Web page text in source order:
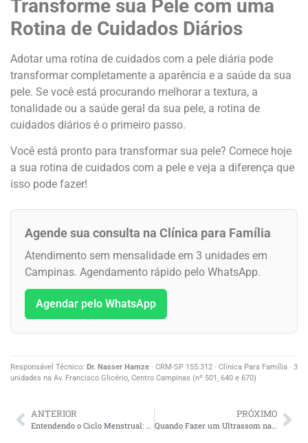
Transforme sua Pele com uma
Rotina de Cuidados Diários
Adotar uma rotina de cuidados com a pele diária pode
transformar completamente a aparência e a saúde da sua
pele. Se você está procurando melhorar a textura, a
tonalidade ou a saúde geral da sua pele, a rotina de
cuidados diários é o primeiro passo.
Você está pronto para transformar sua pele? Comece hoje
a sua rotina de cuidados com a pele e veja a diferença que
isso pode fazer!
Agende sua consulta na Clínica para Família
Atendimento sem mensalidade em 3 unidades em
Campinas. Agendamento rápido pelo WhatsApp.
Agendar pelo WhatsApp
Responsável Técnico: Dr. Nasser Hamze · CRM-SP 155.312 · Clínica Para Família · 3
unidades na Av. Francisco Glicério, Centro Campinas (nº 501, 640 e 670)
ANTERIOR
Entendendo o Ciclo Menstrual: Fases e Alterações Comuns
PRÓXIMO
Quando Fazer um Ultrassom na Gravidez? Entenda os Diferentes Trimestres